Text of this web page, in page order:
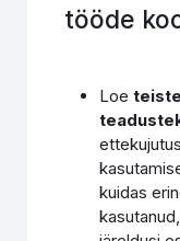
tööde
Loe
kuidas